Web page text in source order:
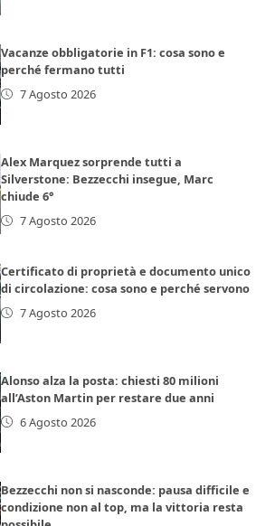
Vacanze obbligatorie in F1: cosa sono e
perché fermano tutti
7 Agosto 2026
Alex Marquez sorprende tutti a
Silverstone: Bezzecchi insegue, Marc
chiude 6°
7 Agosto 2026
Certificato di proprietà e documento unico
di circolazione: cosa sono e perché servono
7 Agosto 2026
Alonso alza la posta: chiesti 80 milioni
all’Aston Martin per restare due anni
6 Agosto 2026
Bezzecchi non si nasconde: pausa difficile e
condizione non al top, ma la vittoria resta